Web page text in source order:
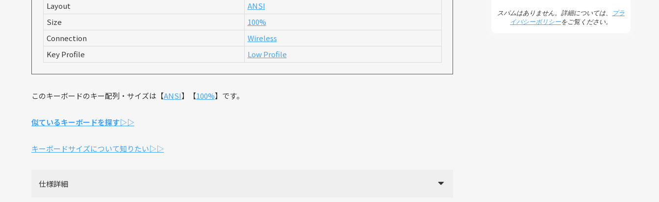
Layout
ANSI
Size
100%
Connection
Wireless
Key Profile
Low Profile
このキーボードのキー配列・サイズは【ANSI】【100%】です。
似ているキーボードを探す▷▷
キーボードサイズについて知りたい▷▷
仕様詳細
スパムはありません。詳細については、
プラ
イバシーポリシーをご覧ください。